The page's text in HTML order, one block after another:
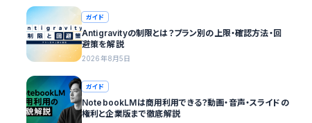
ガイド
Antigravityの制限とは？プラン別の上限・確認方法・回
避策を解説
2026年8月5日
ガイド
NotebookLMは商用利用できる？動画・音声・スライドの
権利と企業版まで徹底解説